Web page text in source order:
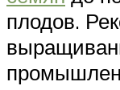
плодов.